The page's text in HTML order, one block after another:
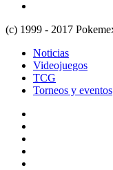
(c) 1999 - 2017
Noticias
Videojuegos
TCG
Torneos y eventos